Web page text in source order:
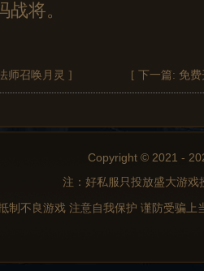
将。
师召唤月灵 ] [ 下一篇: 免
Copyright © 2021 -
注：好私服只投放盛大游
制不良游戏 注意自我保护 谨防受骗